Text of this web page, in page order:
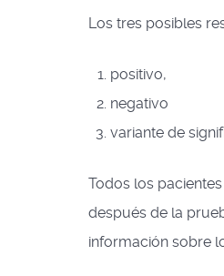
Los tres posibles
positivo,
negativo
variante de
Todos los
después de la
información sobre